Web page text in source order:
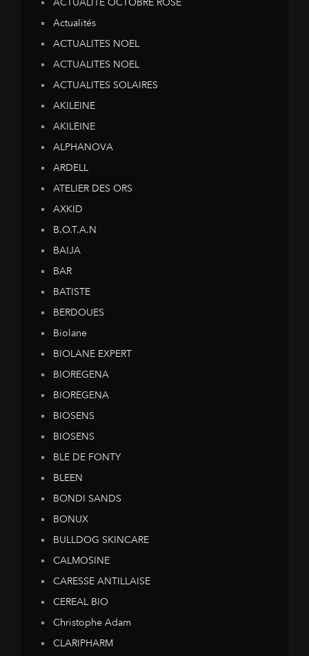
Actualités
ACTUALITES NOEL
ACTUALITES NOEL
ACTUALITES SOLAIRES
AKILEINE
AKILEINE
ALPHANOVA
ARDELL
ATELIER DES ORS
AXKID
B.O.T.A.N
BAIJA
BAR
BATISTE
BERDOUES
Biolane
BIOLANE EXPERT
BIOREGENA
BIOREGENA
BIOSENS
BIOSENS
BLE DE FONTY
BLEEN
BONDI SANDS
BONUX
BULLDOG SKINCARE
CALMOSINE
CARESSE ANTILLAISE
CEREAL BIO
Christophe Adam
CLARIPHARM